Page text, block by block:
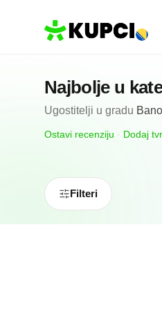
Najbolje u
Ugostitelji u gradu
Ostavi recenziju · Dodaj
Filteri